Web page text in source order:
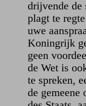
drijvende de
plagt te
uwe
Koningrijk
geen
de Wet is
te spreken,
de gemeene